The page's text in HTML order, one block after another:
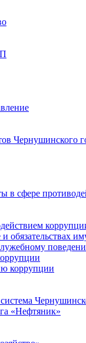
Чернушинского
сфере
обязательствах
коррупции
«Нефтяник»